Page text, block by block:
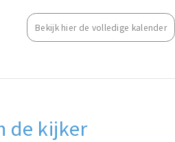
Bekijk hier de volledige kalender
de kijker